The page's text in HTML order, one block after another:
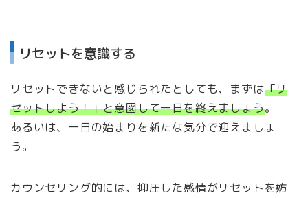
リセットを意識する
リセットできないと感じられたとしても、まずは「リ
セットしよう！」と意図して一日を終えましょう。
あるいは、一日の始まりを新たな気分で迎えましょ
う。
カウンセリング的には、抑圧した感情がリセットを妨